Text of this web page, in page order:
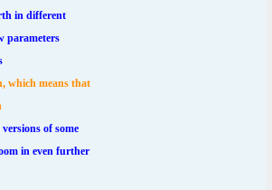
in different
parameters
which means that
of some
in even further